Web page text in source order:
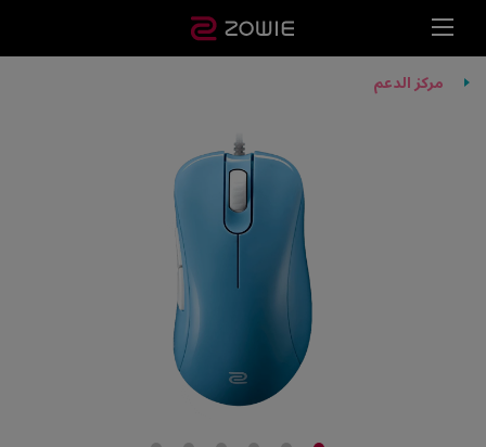
مركز الدعم